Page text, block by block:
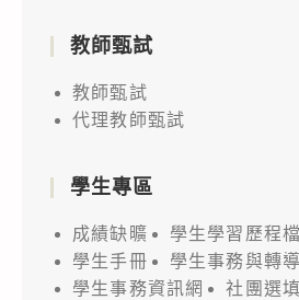
教師甄試
教師甄試
代理教師甄試
學生專區
成績缺曠
學生學習歷程
學生手冊
學生事務與轉
學生事務資訊網
社團選